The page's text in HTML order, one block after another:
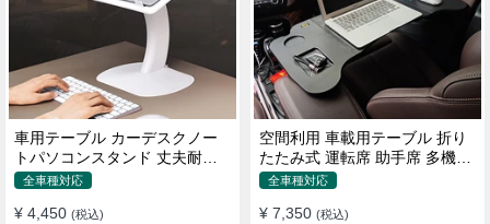
車用テーブル カーデスクノー
トパソコンスタンド 丈夫耐用
調整可能 車内車外 多機能用
全車種対応
¥ 4,450 (税込)
空間利用 車載用テーブル 折り
たたみ式 運転席 助手席 多機能
パソコン 食事 書き込み
全車種対応
¥ 7,350 (税込)